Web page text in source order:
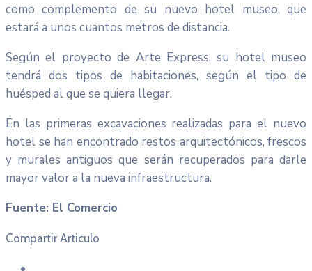
como complemento de su nuevo hotel museo, que
estará a unos cuantos metros de distancia.
Según el proyecto de Arte Express, su hotel museo
tendrá dos tipos de habitaciones, según el tipo de
huésped al que se quiera llegar.
En las primeras excavaciones realizadas para el nuevo
hotel se han encontrado restos arquitectónicos, frescos
y murales antiguos que serán recuperados para darle
mayor valor a la nueva infraestructura.
Fuente: El Comercio
Compartir Articulo